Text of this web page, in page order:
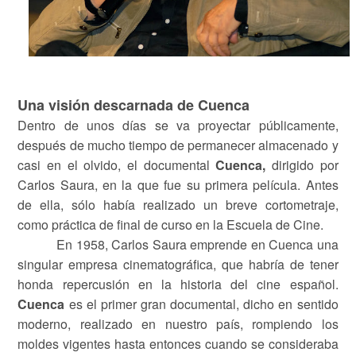
Una visión descarnada de Cuenca
Dentro de unos días se va proyectar públicamente,
después de mucho tiempo de permanecer almacenado y
casi en el olvido, el documentalCuenca, dirigido por
Carlos Saura, en la que fue su primera película. Antes
de ella, sólo había realizado un breve cortometraje,
como práctica de final de curso en la Escuela de Cine.
En 1958, Carlos Saura emprende en Cuenca una
singular empresa cinematográfica, que habría de tener
honda repercusión en la historia del cine español.
Cuenca es el primer gran documental, dicho en sentido
moderno, realizado en nuestro país, rompiendo los
moldes vigentes hasta entonces cuando se consideraba